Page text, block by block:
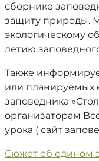
сборнике
защиту природы.
экологическому
летию
Также
или планируемых
заповедника
организаторам
урока ( сайт
Сюжет об едином